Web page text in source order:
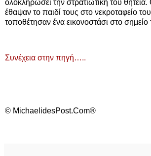
ολοκληρώσει την στρατιωτική του θητεία.
έθαψαν το παιδί τους στο νεκροταφείο
τοποθέτησαν ένα εικονοστάσι στο
Συνέχεια στην πηγή…..
© MichaelidesPost.Com®